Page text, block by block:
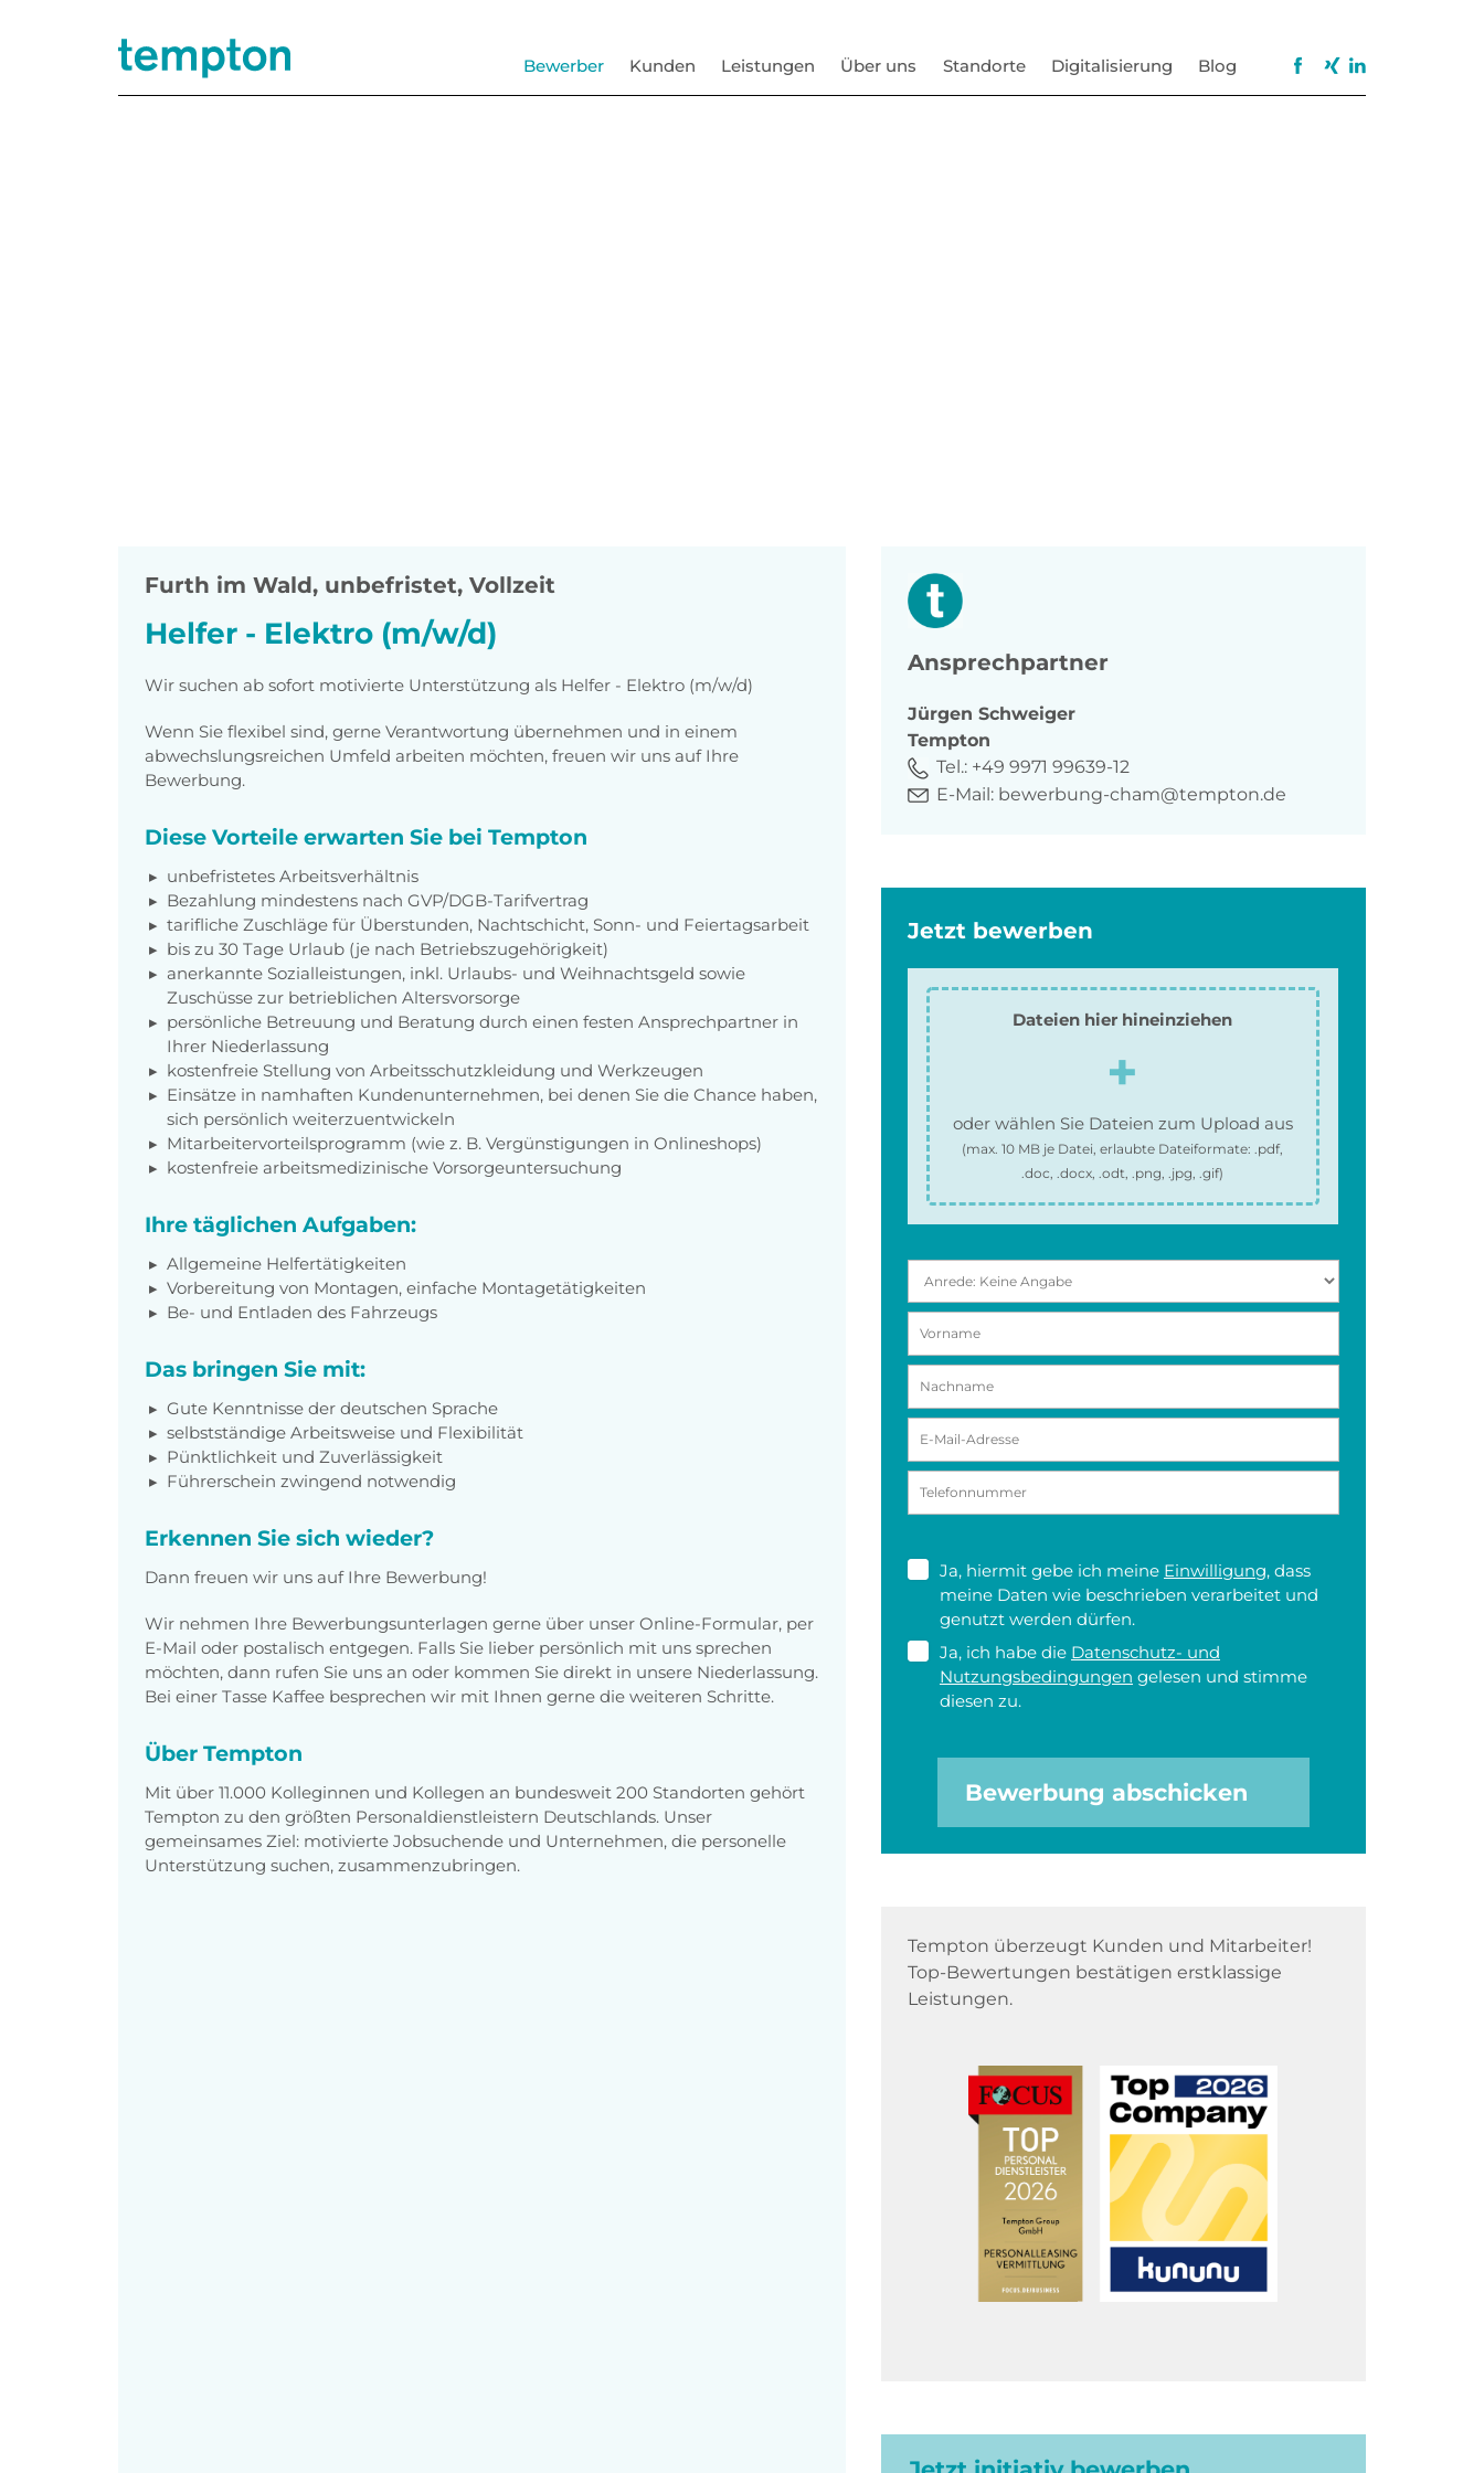
Bewerber Kunden Leistungen Über uns Standorte Digitalisierung Blog
Furth im Wald, unbefristet, Vollzeit
Helfer - Elektro (m/w/d)
Wir suchen ab sofort motivierte Unterstützung als Helfer - Elektro (m/w/d)
Wenn Sie flexibel sind, gerne Verantwortung übernehmen und in einem
abwechslungsreichen Umfeld arbeiten möchten, freuen wir uns auf Ihre
Bewerbung.
Diese Vorteile erwarten Sie bei Tempton
unbefristetes Arbeitsverhältnis
Bezahlung mindestens nach GVP/DGB-Tarifvertrag
tarifliche Zuschläge für Überstunden, Nachtschicht, Sonn- und Feiertagsarbeit
bis zu 30 Tage Urlaub (je nach Betriebszugehörigkeit)
anerkannte Sozialleistungen, inkl. Urlaubs- und Weihnachtsgeld sowie
Zuschüsse zur betrieblichen Altersvorsorge
persönliche Betreuung und Beratung durch einen festen Ansprechpartner in
Ihrer Niederlassung
kostenfreie Stellung von Arbeitsschutzkleidung und Werkzeugen
Einsätze in namhaften Kundenunternehmen, bei denen Sie die Chance haben,
sich persönlich weiterzuentwickeln
Mitarbeitervorteilsprogramm (wie z. B. Vergünstigungen in Onlineshops)
kostenfreie arbeitsmedizinische Vorsorgeuntersuchung
Ihre täglichen Aufgaben:
Allgemeine Helfertätigkeiten
Vorbereitung von Montagen, einfache Montagetätigkeiten
Be- und Entladen des Fahrzeugs
Das bringen Sie mit:
Gute Kenntnisse der deutschen Sprache
selbstständige Arbeitsweise und Flexibilität
Pünktlichkeit und Zuverlässigkeit
Führerschein zwingend notwendig
Erkennen Sie sich wieder?
Dann freuen wir uns auf Ihre Bewerbung!
Wir nehmen Ihre Bewerbungsunterlagen gerne über unser Online-Formular, per
E-Mail oder postalisch entgegen. Falls Sie lieber persönlich mit uns sprechen
möchten, dann rufen Sie uns an oder kommen Sie direkt in unsere Niederlassung.
Bei einer Tasse Kaffee besprechen wir mit Ihnen gerne die weiteren Schritte.
Über Tempton
Mit über 11.000 Kolleginnen und Kollegen an bundesweit 200 Standorten gehört
Tempton zu den größten Personaldienstleistern Deutschlands. Unser
gemeinsames Ziel: motivierte Jobsuchende und Unternehmen, die personelle
Unterstützung suchen, zusammenzubringen.
Ansprechpartner
Jürgen Schweiger
Tempton
Tel.: +49 9971 99639-12
E-Mail: bewerbung-cham@tempton.de
Jetzt bewerben
Dateien hier hineinziehen
oder wählen Sie Dateien zum Upload aus
(max.10 MB je Datei, erlaubte Dateiformate:.pdf,
.doc, .docx, .odt, .png, .jpg, .gif)
Ja, hiermit gebe ich meine Einwilligung, dass
meine Daten wie beschrieben verarbeitet und
genutzt werden dürfen.
Ja, ich habe die Datenschutz- und
Nutzungsbedingungen gelesen und stimme
diesen zu.
Bewerbung abschicken
Tempton überzeugt Kunden und Mitarbeiter!
Top-Bewertungen bestätigen erstklassige
Leistungen.